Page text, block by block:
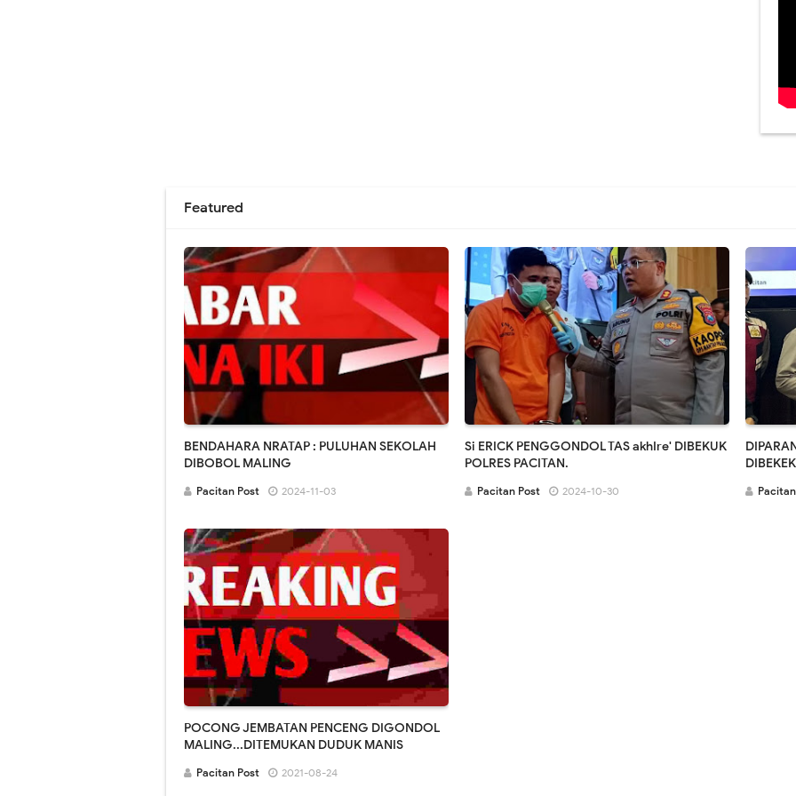
Featured
BENDAHARA NRATAP : PULUHAN SEKOLAH
DIBOBOL MALING
Pacitan Post 2024-11-03
Si ERICK PENGGONDOL TAS akhIre' DIBEKUK
POLRES PACITAN.
Pacitan Post 2024-10-30
POCONG JEMBATAN PENCENG DIGONDOL
MALING...DITEMUKAN DUDUK MANIS
Pacitan Post 2021-08-24